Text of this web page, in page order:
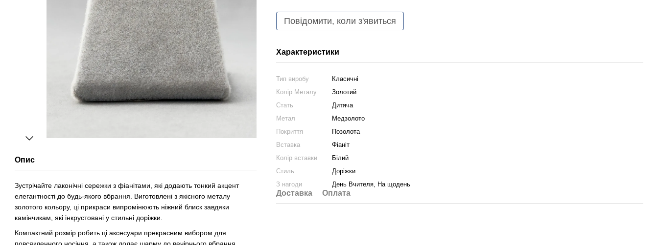
Опис
Зустрічайте лаконічні сережки з фіанітами, які додають тонкий акцент
елегантності до будь-якого вбрання. Виготовлені з якісного металу
золотого кольору, ці прикраси випромінюють ніжний блиск завдяки
камінчикам, які інкрустовані у стильні доріжки.
Компактний розмір робить ці аксесуари прекрасним вибором для
Повідомити, коли з'явиться
Характеристики
Тип виробу
Класичні
Колір Металу
Золотий
Стать
Дитяча
Метал
Медзолото
Покриття
Позолота
Вставка
Фіаніт
Колір вставки
Білий
Стиль
Доріжки
З нагоди
День Вчителя, На щодень
Доставка Оплата